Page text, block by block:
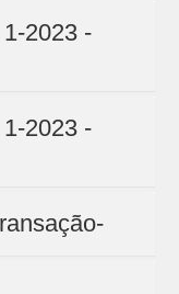
2023 -
2023 -